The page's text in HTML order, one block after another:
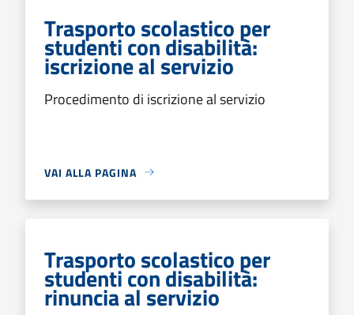
Trasporto scolastico per
studenti con disabilità:
iscrizione al servizio
Procedimento di iscrizione al servizio
VAI ALLA PAGINA
Trasporto scolastico per
studenti con disabilità:
rinuncia al servizio